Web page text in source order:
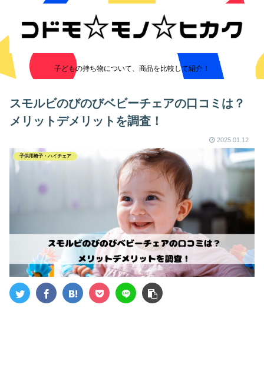
子どもの持ち物について、商品を比較して紹介！
スモルビのびのびベビーチェアの口コミは？
メリットデメリットを調査！
2025.01.12
子供用椅子・ハイチェア